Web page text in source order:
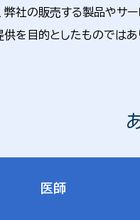
弊社の販売する製品やサ
を目的としたものではあ
医師